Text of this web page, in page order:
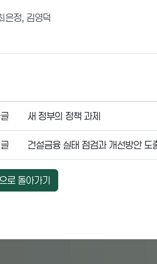
은정, 김영덕
새 정부의 정책 과제
건설금융 실태 점검과 개선방안 도
로 돌아가기